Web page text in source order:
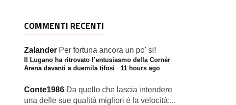
COMMENTI RECENTI
Zalander Per fortuna ancora un po' si!
Il Lugano ha ritrovato l’entusiasmo della Cornèr
Arena davanti a duemila tifosi · 11 hours ago
Conte1986 Da quello che lascia intendere
una delle sue qualità migliori è la velocità:...